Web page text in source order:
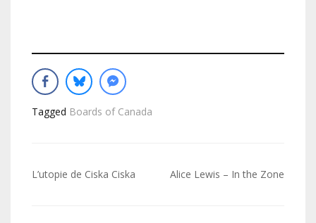
Tagged Boards of Canada
Navigation
L’utopie de Ciska Ciska Alice Lewis – In the Zone